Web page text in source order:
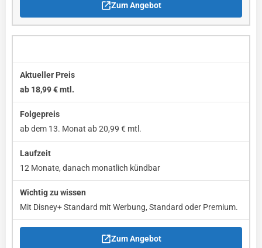
Zum Angebot
ab 18,99 € mtl.
ab dem 13. Monat ab 20,99 € mtl.
12 Monate, danach monatlich kündbar
Mit Disney+ Standard mit Werbung, Standard oder Premium.
Zum Angebot